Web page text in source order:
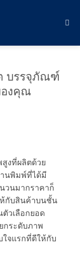
บรรจุภัณฑ์
งคุณ
งที่ผลิตด้วย
านพิมพ์ที่ได้มี
วนมากราคาก็
ห้กับสินค้าบนชั้น
ตัวเลือกยอด
กระดับภาพ
จแรกที่ดีให้กับ